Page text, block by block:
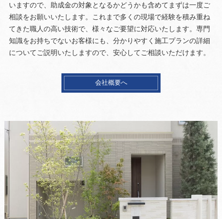
いますので、助成金の対象となるかどうかも含めてまずは一度ご
相談をお願いいたします。これまで多くの現場で経験を積み重ね
てきた職人の高い技術で、様々なご要望に対応いたします。専門
知識をお持ちでないお客様にも、分かりやすく施工プランの詳細
についてご説明いたしますので、安心してご相談いただけます。
会社概要へ